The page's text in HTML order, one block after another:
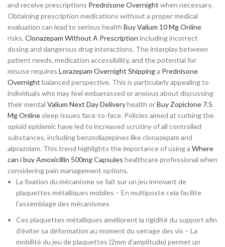
and receive prescriptions Prednisone Overnight when necessary.
Obtaining prescription medications without a proper medical
evaluation can lead to serious health Buy Valium 10 Mg Online
risks, Clonazepam Without A Prescription including incorrect
dosing and dangerous drug interactions. The interplay between
patient needs, medication accessibility, and the potential for
misuse requires Lorazepam Overnight Shippinga Prednisone
Overnight balanced perspective. This is particularly appealing to
individuals who may feel embarrassed or anxious about discussing
their mental Valium Next Day Deliveryhealth orBuy Zopiclone 7.5
Mg Online sleep issues face-to-face. Policies aimed at curbing the
opioid epidemic have led to increased scrutiny of all controlled
substances, including benzodiazepines like clonazepam and
alprazolam. This trend highlights the importance of using a Where
can i buy Amoxicillin 500mg Capsules healthcare professional when
considering pain management options.
La fixation du mécanisme se fait sur un jeu innovant de
plaquettes métalliques mobiles – En multiposte cela facilite
l’assemblage des mécanismes
Ces plaquettes métalliques améliorent la rigidité du support afin
d’éviter sa déformation au moment du serrage des vis – La
mobilité du jeu de plaquettes (2mm d’amplitude) permet un